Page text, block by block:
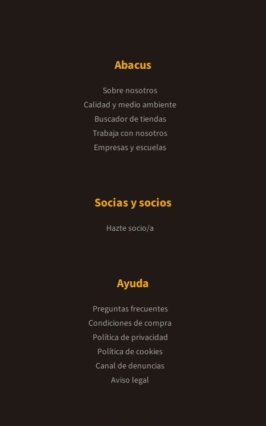
Abacus
Sobre nosotros
Calidad y medio ambiente
Buscador de tiendas
Trabaja con nosotros
Empresas y escuelas
Socias y socios
Hazte socio/a
Ayuda
Preguntas frecuentes
Condiciones de compra
Política de privacidad
Política de cookies
Canal de denuncias
Aviso legal